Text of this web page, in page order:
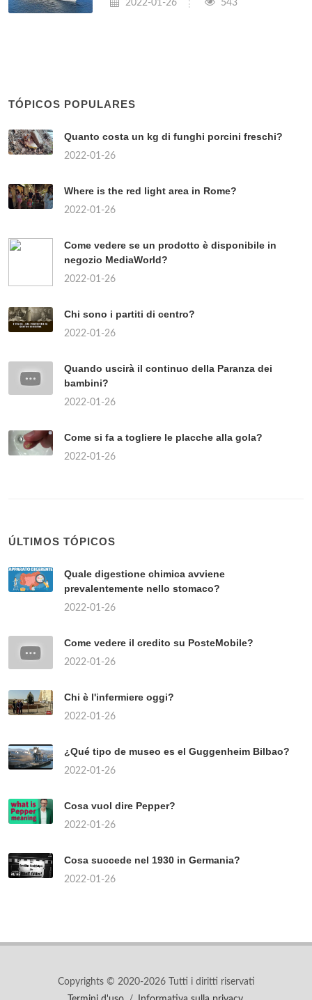
2022-01-26 543
TÓPICOS POPULARES
Quanto costa un kg di funghi porcini freschi?
2022-01-26
Where is the red light area in Rome?
2022-01-26
Come vedere se un prodotto è disponibile in
negozio MediaWorld?
2022-01-26
Chi sono i partiti di centro?
2022-01-26
Quando uscirà il continuo della Paranza dei
bambini?
2022-01-26
Come si fa a togliere le placche alla gola?
2022-01-26
ÚLTIMOS TÓPICOS
Quale digestione chimica avviene
prevalentemente nello stomaco?
2022-01-26
Come vedere il credito su PosteMobile?
2022-01-26
Chi è l'infermiere oggi?
2022-01-26
¿Qué tipo de museo es el Guggenheim Bilbao?
2022-01-26
Cosa vuol dire Pepper?
2022-01-26
Cosa succede nel 1930 in Germania?
2022-01-26
Copyrights © 2020-2026 Tutti i diritti riservati